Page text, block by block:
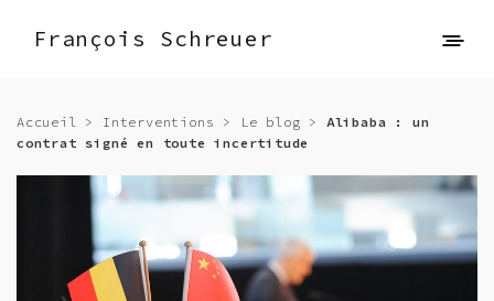
François Schreuer
Accueil > Interventions > Le blog > Alibaba : un
contrat signé en toute incertitude